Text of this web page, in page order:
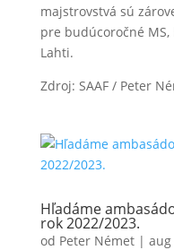
majstrovstvá sú
pre budúcoročné
Lahti.
Zdroj: SAAF / Peter
Hľadáme
rok 2022/2023.
od Peter Német| aug